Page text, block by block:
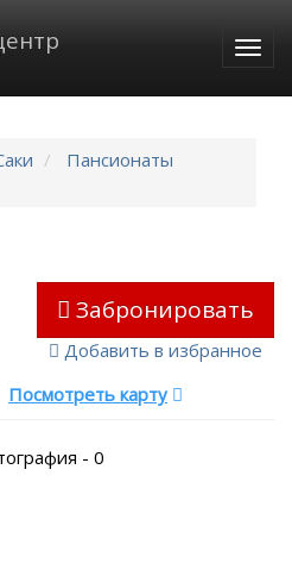
Пансионаты
Забронировать
Добавить в избранное
Посмотреть карту